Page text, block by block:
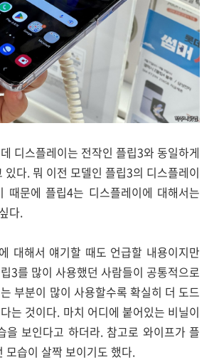
디스플레이는 전작인 플립3와 동일하게
있다. 뭐 이전 모델인 플립3의 디스플레이
때문에 플립4는 디스플레이에 대해서는
다.
대해서 얘기할 때도 언급할 내용이지만
3를 많이 사용했던 사람들이 공통적으로
부분이 많이 사용할수록 확실히 더 도드
는 것이다. 마치 어디에 붙어있는 비닐이
을 보인다고 하더라. 참고로 와이프가 플
모습이 살짝 보이기도 했다.